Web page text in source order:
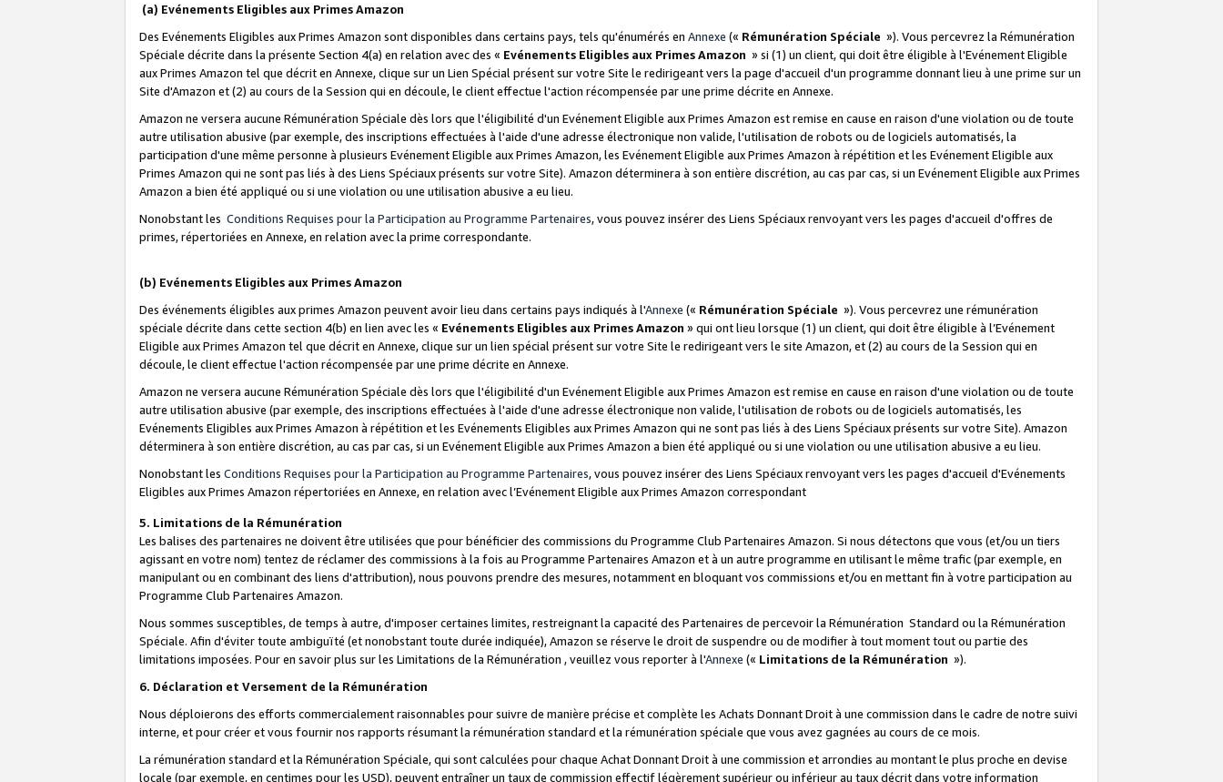
(a) Evénements Eligibles aux Primes Amazon
Des Evénements Eligibles aux Primes Amazon sont disponibles dans certains pays, tels qu'énumérés en Annexe (« Rémunération Spéciale »). Vous percevrez la Rémunération
Spéciale décrite dans la présente Section 4(a) en relation avec des « Evénements Eligibles aux Primes Amazon » si (1) un client, qui doit être éligible à l'Evénement Eligible
aux Primes Amazon tel que décrit en Annexe, clique sur un Lien Spécial présent sur votre Site le redirigeant vers la page d'accueil d'un programme donnant lieu à une prime sur un
Site d'Amazon et (2) au cours de la Session qui en découle, le client effectue l'action récompensée par une prime décrite en Annexe.
Amazon ne versera aucune Rémunération Spéciale dès lors que l'éligibilité d'un Evénement Eligible aux Primes Amazon est remise en cause en raison d'une violation ou de toute
autre utilisation abusive (par exemple, des inscriptions effectuées à l'aide d'une adresse électronique non valide, l'utilisation de robots ou de logiciels automatisés, la
participation d'une même personne à plusieurs Evénement Eligible aux Primes Amazon, les Evénement Eligible aux Primes Amazon à répétition et les Evénement Eligible aux
Primes Amazon qui ne sont pas liés à des Liens Spéciaux présents sur votre Site). Amazon déterminera à son entière discrétion, au cas par cas, si un Evénement Eligible aux Primes
Amazon a bien été appliqué ou si une violation ou une utilisation abusive a eu lieu.
Nonobstant les Conditions Requises pour la Participation au Programme Partenaires, vous pouvez insérer des Liens Spéciaux renvoyant vers les pages d'accueil d'offres de
primes, répertoriées en Annexe, en relation avec la prime correspondante.
(b) Evénements Eligibles aux Primes Amazon
Des événements éligibles aux primes Amazon peuvent avoir lieu dans certains pays indiqués à l'Annexe (« Rémunération Spéciale »). Vous percevrez une rémunération
spéciale décrite dans cette section 4(b) en lien avec les « Evénements Eligibles aux Primes Amazon » qui ont lieu lorsque (1) un client, qui doit être éligible à l’Evénement
Eligible aux Primes Amazon tel que décrit en Annexe, clique sur un lien spécial présent sur votre Site le redirigeant vers le site Amazon, et (2) au cours de la Session qui en
découle, le client effectue l'action récompensée par une prime décrite en Annexe.
Amazon ne versera aucune Rémunération Spéciale dès lors que l'éligibilité d'un Evénement Eligible aux Primes Amazon est remise en cause en raison d'une violation ou de toute
autre utilisation abusive (par exemple, des inscriptions effectuées à l'aide d'une adresse électronique non valide, l'utilisation de robots ou de logiciels automatisés, les
Evénements Eligibles aux Primes Amazon à répétition et les Evénements Eligibles aux Primes Amazon qui ne sont pas liés à des Liens Spéciaux présents sur votre Site). Amazon
déterminera à son entière discrétion, au cas par cas, si un Evénement Eligible aux Primes Amazon a bien été appliqué ou si une violation ou une utilisation abusive a eu lieu.
Nonobstant les Conditions Requises pour la Participation au Programme Partenaires, vous pouvez insérer des Liens Spéciaux renvoyant vers les pages d'accueil d'Evénements
Eligibles aux Primes Amazon répertoriées en Annexe, en relation avec l’Evénement Eligible aux Primes Amazon correspondant
5. Limitations de la Rémunération
Les balises des partenaires ne doivent être utilisées que pour bénéficier des commissions du Programme Club Partenaires Amazon. Si nous détectons que vous (et/ou un tiers
agissant en votre nom) tentez de réclamer des commissions à la fois au Programme Partenaires Amazon et à un autre programme en utilisant le même trafic (par exemple, en
manipulant ou en combinant des liens d'attribution), nous pouvons prendre des mesures, notamment en bloquant vos commissions et/ou en mettant fin à votre participation au
Programme Club Partenaires Amazon.
Nous sommes susceptibles, de temps à autre, d'imposer certaines limites, restreignant la capacité des Partenaires de percevoir la Rémunération Standard ou la Rémunération
Spéciale. Afin d'éviter toute ambiguïté (et nonobstant toute durée indiquée), Amazon se réserve le droit de suspendre ou de modifier à tout moment tout ou partie des
limitations imposées. Pour en savoir plus sur les Limitations de la Rémunération , veuillez vous reporter à l'Annexe (« Limitations de la Rémunération »).
6. Déclaration et Versement de la Rémunération
Nous déploierons des efforts commercialement raisonnables pour suivre de manière précise et complète les Achats Donnant Droit à une commission dans le cadre de notre suivi
interne, et pour créer et vous fournir nos rapports résumant la rémunération standard et la rémunération spéciale que vous avez gagnées au cours de ce mois.
La rémunération standard et la Rémunération Spéciale, qui sont calculées pour chaque Achat Donnant Droit à une commission et arrondies au montant le plus proche en devise
locale (par exemple, en centimes pour les USD), peuvent entraîner un taux de commission effectif légèrement supérieur ou inférieur au taux décrit dans votre information